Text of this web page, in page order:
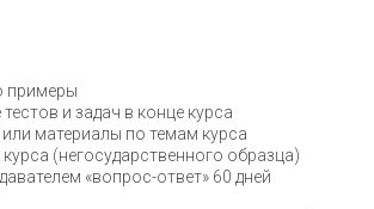
примеры
и задач в конце курса
материалы по темам курса
(негосударственного образца)
«вопрос-ответ» 60 дней